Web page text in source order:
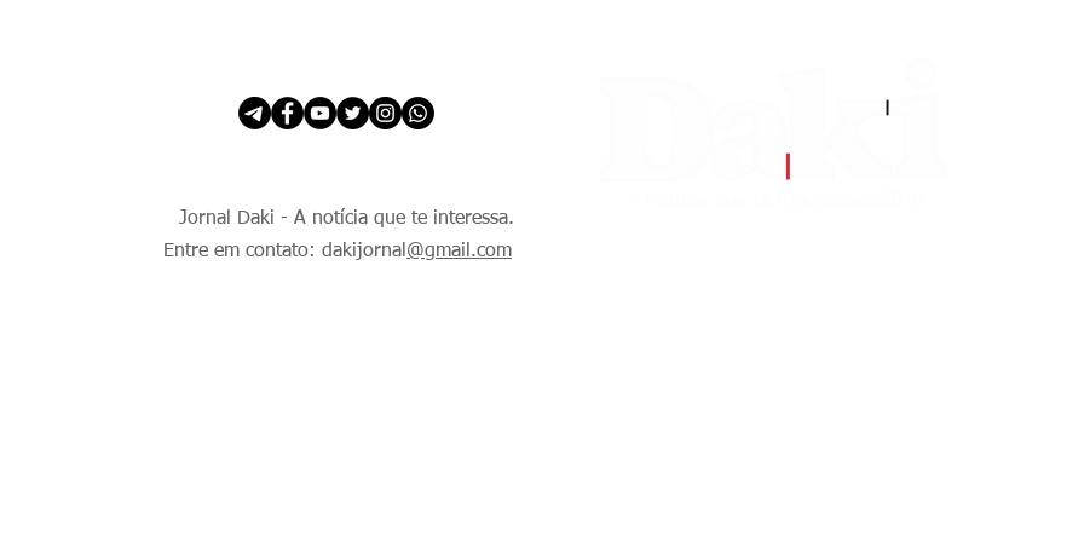
Jornal Daki - A notícia que te interessa.
Entre em contato: dakijornal @gmail.com